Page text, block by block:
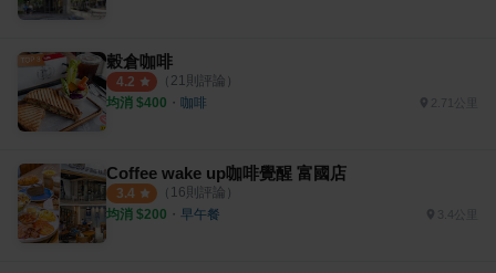
穀倉咖啡
4.2 （ 21 則評論）
均消 $400 ・ 咖啡
Coffee wake up咖啡覺醒 富國店
3.4 （ 16則評論）
均消 $200 ・ 早午餐